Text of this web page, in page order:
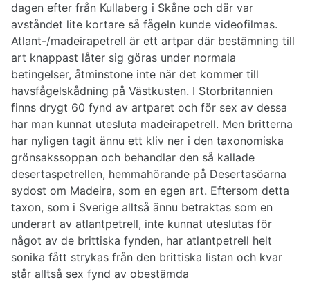
dagen efter från Kullaberg i Skåne och där var
avståndet lite kortare så fågeln kunde videofilmas.
Atlant-/madeirapetrell är ett artpar där bestämning till
art knappast låter sig göras under normala
betingelser, åtminstone inte när det kommer till
havsfågelskådning på Västkusten. I Storbritannien
finns drygt 60 fynd av artparet och för sex av dessa
har man kunnat utesluta madeirapetrell. Men britterna
har nyligen tagit ännu ett kliv ner i den taxonomiska
grönsakssoppan och behandlar den så kallade
desertaspetrellen, hemmahörande på Desertasöarna
sydost om Madeira, som en egen art. Eftersom detta
taxon, som i Sverige alltså ännu betraktas som en
underart av atlantpetrell, inte kunnat uteslutas för
något av de brittiska fynden, har atlantpetrell helt
sonika fått strykas från den brittiska listan och kvar
står alltså sex fynd av obestämda